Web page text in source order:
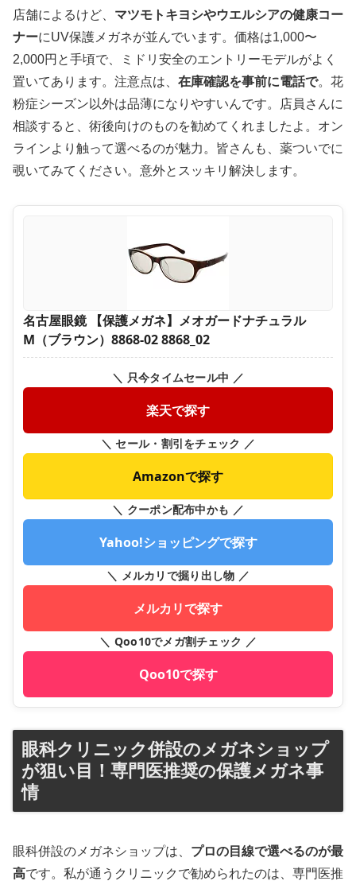
店舗によるけど、 マツモトキヨシやウエルシアの健康コー
ナーにUV保護メガネが並んでいます。価格は1,000〜
2,000円と手頃で、ミドリ安全のエントリーモデルがよく
置いてあります。注意点は、 在庫確認を事前に電話で。花
粉症シーズン以外は品薄になりやすいんです。店員さんに
相談すると、術後向けのものを勧めてくれましたよ。オン
ラインより触って選べるのが魅力。皆さんも、薬ついでに
覗いてみてください。意外とスッキリ解決します。
名古屋眼鏡 【保護メガネ】メオガードナチュラル
M（ブラウン）8868-02 8868_02
＼ 只今タイムセール中 ／
楽天で探す
＼ セール・割引をチェック ／
Amazonで探す
＼ クーポン配布中かも ／
Yahoo!ショッピングで探す
＼ メルカリで掘り出し物 ／
メルカリで探す
＼ Qoo10でメガ割チェック ／
Qoo10で探す
眼科クリニック併設のメガネショップ
が狙い目！専門医推奨の保護メガネ事
情
眼科併設のメガネショップは、 プロの目線で選べるのが最
高です。私が通うクリニックで勧められたのは、専門医推